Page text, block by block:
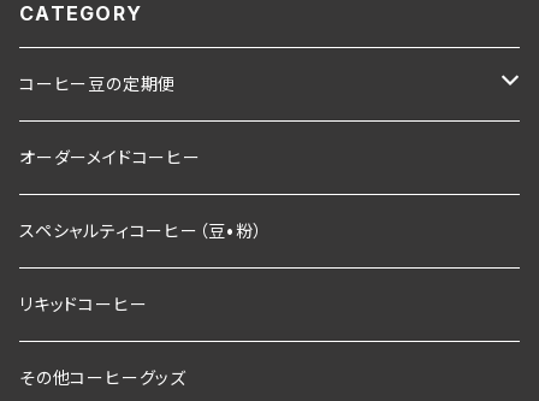
CATEGORY
コーヒー豆の定期便
コーヒー豆
オーダーメイドコーヒー
スペシャルティコーヒー（豆•粉）
リキッドコーヒー
その他コーヒーグッズ